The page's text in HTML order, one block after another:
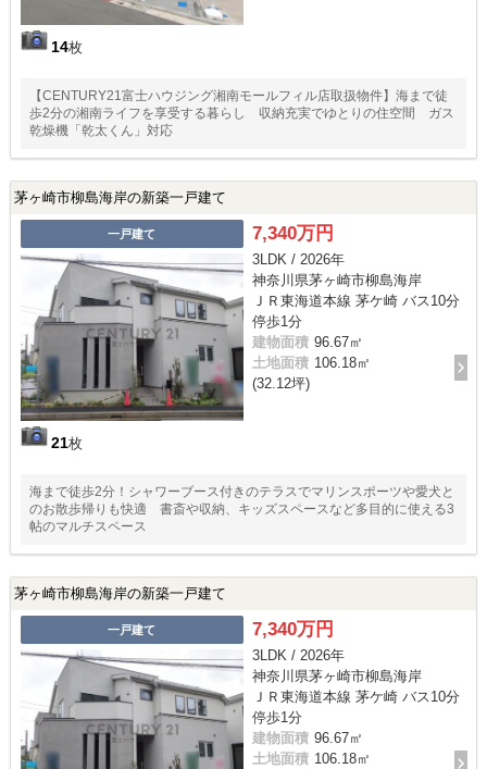
14枚
【CENTURY21富士ハウジング湘南モールフィル店取扱物件】海まで徒
歩2分の湘南ライフを享受する暮らし 収納充実でゆとりの住空間 ガス
乾燥機「乾太くん」対応
茅ヶ崎市柳島海岸の新築一戸建て
一戸建て
21枚
7,340万円
3LDK / 2026年
神奈川県茅ヶ崎市柳島海岸
ＪＲ東海道本線 茅ケ崎 バス10分
停歩1分
建物面積 96.67㎡
土地面積 106.18㎡
(32.12坪)
海まで徒歩2分！シャワーブース付きのテラスでマリンスポーツや愛犬と
のお散歩帰りも快適 書斎や収納、キッズスペースなど多目的に使える3
帖のマルチスペース
茅ヶ崎市柳島海岸の新築一戸建て
一戸建て 7,340万円
3LDK / 2026年
神奈川県茅ヶ崎市柳島海岸
ＪＲ東海道本線 茅ケ崎 バス10分
停歩1分
建物面積 96.67㎡
土地面積 106.18㎡